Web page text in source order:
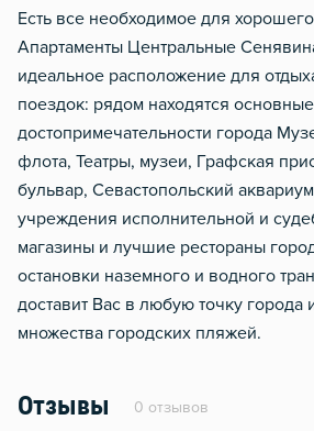
Есть все необходимое для
Апартаменты Центральные
идеальное расположение для
поездок: рядом находятся основные
достопримечательности города
флота, Театры, музеи, Графская
бульвар, Севастопольский
учреждения исполнительной и
магазины и лучшие рестораны
остановки наземного и водного
доставит Вас в любую точку города
множества городских пляжей.
Отзывы 0 отзывов